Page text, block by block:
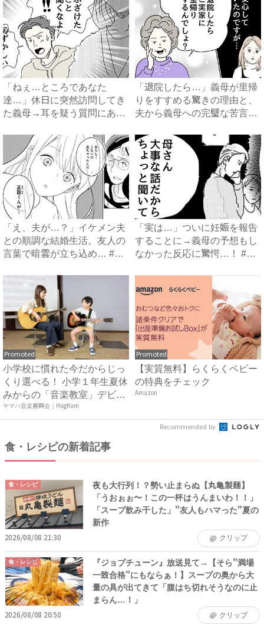
「ねぇ…ところであなた
達…」休日に突然訪問してき
た義母→耳を疑う質問にあ
「退院したら…」義母が里帰
りをすすめる驚きの理由と、
夫から義母への完璧な苦言
「え、夫が…？」イケメン夫
との順調な結婚生活。友人の
言葉で暗雲が立ち込め… #
「実は…」ついに妊娠を報告
することに→義母の予想もし
なかった反応に驚愕…！ #
Promoted
小学校に慣れた今だからじっ
くり選べる！ 小学１年生夏休
みからの「音楽教室」デビ
ュ...
ヤマハ音楽振興会｜HugKum
Promoted
【実質無料】らくらくベビー
の特典をチェック
Amazon
Recommended by
食・レシピの新着記事
食・レシピ
夜も大行列！？勢い止まらぬ【丸亀製麺】
「うおぉぉ〜！この一杯はうんまいわ！！」
「スープ飲み干した」"友人もハマった"夏の
新作
2026/08/08 21:30 クリップ
食・レシピ
『ジョブチューン』放送見て→【そら"満場
一致合格"にもならぁ！】スープの奥から大
量の具が出てきて「腹はち切れそうなのに止
まらん…！」
2026/08/08 20:50 クリップ